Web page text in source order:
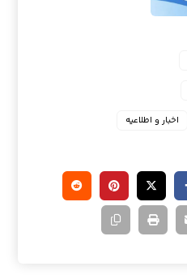
اخبار و اطلاعیه